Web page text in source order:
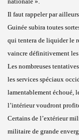
Il faut rappeler par
Guinée subira toutes
qui tentera de liquider le
vaincre définitivement
Les nombreuses
les services spéciaux
lamentablement échoué,
l’intérieur voudront
Certains de l’extérieur
militaire de grande